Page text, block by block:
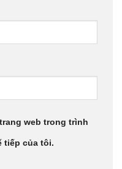
web trong trình
tiếp của tôi.